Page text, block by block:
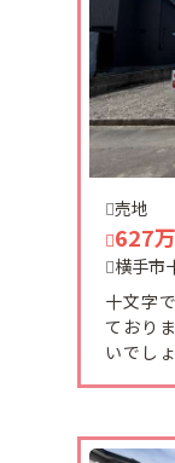
2025-11-14
秋田県 横手
した。
700万→650万
2025-11-10
横手市平城
集致します。
ペット可能
す。）
平城町中古
売地
627
横手市
十文字
ており
いでしょ